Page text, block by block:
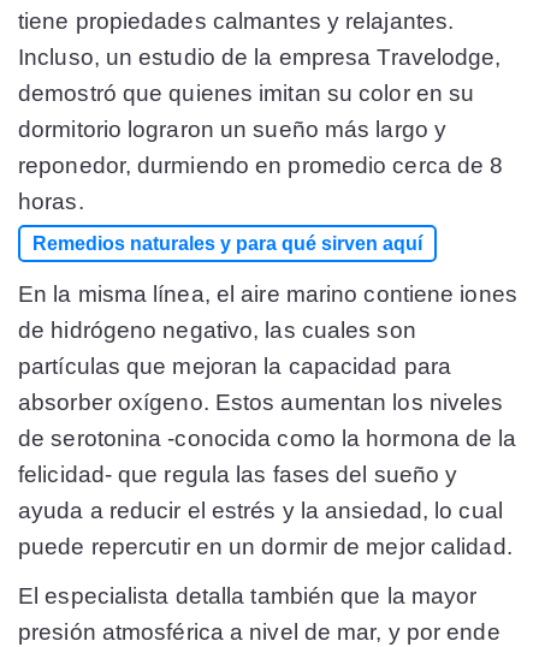
tiene propiedades calmantes y relajantes.
Incluso, un estudio de la empresa Travelodge,
demostró que quienes imitan su color en su
dormitorio lograron un sueño más largo y
reponedor, durmiendo en promedio cerca de 8
horas.
Remedios naturales y para qué sirven aquí
En la misma línea, el aire marino contiene iones
de hidrógeno negativo, las cuales son
partículas que mejoran la capacidad para
absorber oxígeno. Estos aumentan los niveles
de serotonina -conocida como la hormona de la
felicidad- que regula las fases del sueño y
ayuda a reducir el estrés y la ansiedad, lo cual
puede repercutir en un dormir de mejor calidad.
El especialista detalla también que la mayor
presión atmosférica a nivel de mar, y por ende